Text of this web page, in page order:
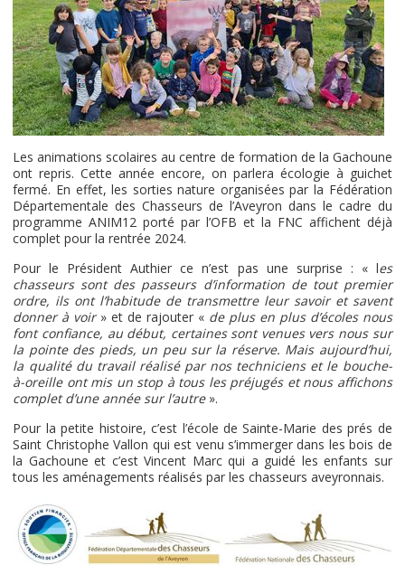
Les animations scolaires au centre de formation de la Gachoune
ont repris. Cette année encore, on parlera écologie à guichet
fermé. En effet, les sorties nature organisées par la Fédération
Départementale des Chasseurs de l’Aveyron dans le cadre du
programme ANIM12 porté par l’OFB et la FNC affichent déjà
complet pour la rentrée 2024.
Pour le Président Authier ce n’est pas une surprise : « les
chasseurs sont des passeurs d’information de tout premier
ordre, ils ont l’habitude de transmettre leur savoir et savent
donner à voir» et de rajouter « de plus en plus d’écoles nous
font confiance, au début, certaines sont venues vers nous sur
la pointe des pieds, un peu sur la réserve. Mais aujourd’hui,
la qualité du travail réalisé par nos techniciens et le bouche-
à-oreille ont mis un stop à tous les préjugés et nous affichons
complet d’une année sur l’autre».
Pour la petite histoire, c’est l’école de Sainte-Marie des prés de
Saint Christophe Vallon qui est venu s’immerger dans les bois de
la Gachoune et c’est Vincent Marc qui a guidé les enfants sur
tous les aménagements réalisés par les chasseurs aveyronnais.